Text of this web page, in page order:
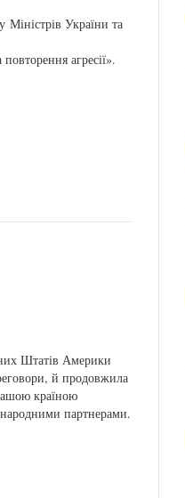
Міністрів України та
агресії».
Штатів Америки
й продовжила
країною
партнерами.